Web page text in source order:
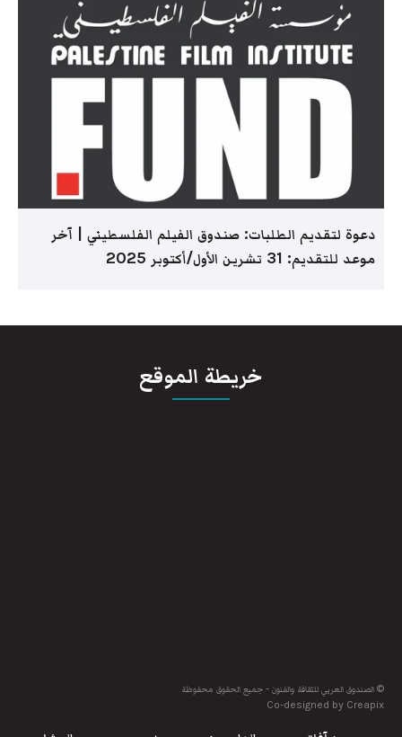
دعوة لتقديم الطلبات: صندوق الفيلم الفلسطيني | آخر
موعد للتقديم: 31 تشرين الأول/أكتوبر 2025
خريطة الموقع
© الصندوق العربي للثقافة والفنون - جميع الحقوق محفوظة
Co-designed by Creapix